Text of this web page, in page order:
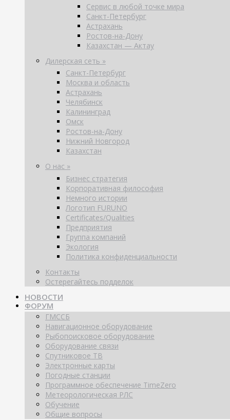
Сервис в любой точке мира
Санкт-Петербург
Астрахань
Ростов-на-Дону
Казахстан — Актау
Дилерская сеть »
Санкт-Петербург
Москва и область
Астрахань
Челябинск
Калининград
Омск
Ростов-на-Дону
Нижний Новгород
Казахстан
О нас »
Бизнес стратегия
Корпоративная философия
Немного истории
Логотип FURUNO
Certificates/Qualities
Предприятия
Группа компаний
Экология
Политика конфиденциальности
Контакты
Остерегайтесь подделок
НОВОСТИ
ФОРУМ
ГМССБ
Навигационное оборудование
Рыбопоисковое оборудование
Оборудование связи
Спутниковое ТВ
Электронные карты
Погодные станции
Программное обеспечение TimeZero
Метеорологическая РЛС
Обучение
Общие вопросы